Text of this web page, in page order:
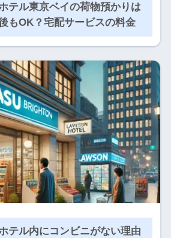
テル東京ベイの荷物預かりは
もOK？宅配サービスの料金
テル内にコンビニがない理由